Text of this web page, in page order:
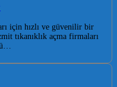
için hızlı ve güvenilir bir
tıkanıklık açma firmaları